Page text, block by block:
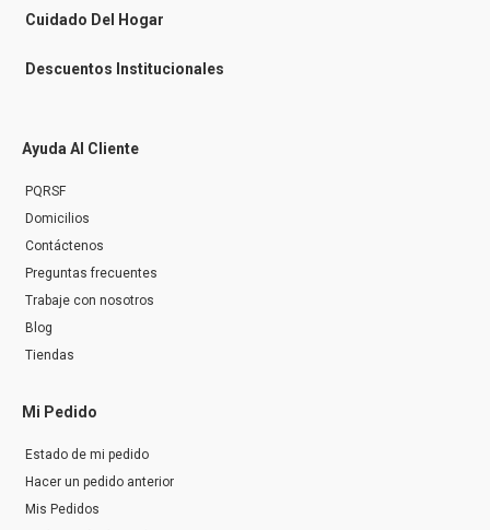
r
Cuidado Del Hogar
Descuentos Institucionales
Ayuda Al Cliente
PQRSF
Domicilios
Contáctenos
Preguntas frecuentes
Trabaje con nosotros
Blog
Tiendas
Mi Pedido
Estado de mi pedido
Hacer un pedido anterior
Mis Pedidos